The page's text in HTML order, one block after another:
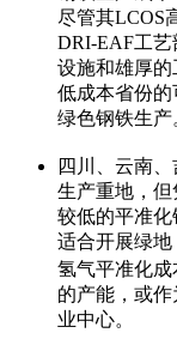
尽管其LCOS
DRI-EAF工艺
设施和雄厚
低成本省份
绿色钢铁生产
四川、云南
生产重地，
较低的平准化
适合开展绿地
氢气平准化成
的产能，或
业中心。